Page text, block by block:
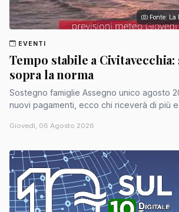
Fonte:
EVENTI
Tempo stabile a
sopra la norma
Sostegno famiglie Assegno unico agosto
nuovi pagamenti, ecco chi riceverà di più
Giovedì, 06 Agosto 2026